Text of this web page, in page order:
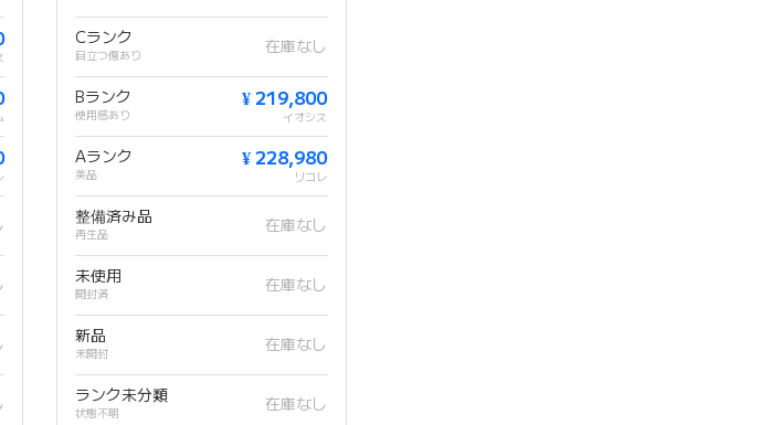
Cランク
目立つ傷あり 在庫なし
Bランク
使用感あり
¥ 219,800
イオシス
Aランク
美品
¥ 228,980
リコレ
整備済み品
再生品 在庫なし
未使用
開封済 在庫なし
新品
未開封 在庫なし
ランク未分類
状態不明 在庫なし